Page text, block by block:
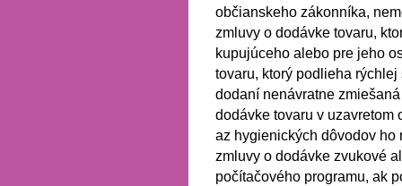
občianskeho zákonníka,
zmluvy o dodávke tovaru,
kupujúceho alebo pre jeho
tovaru, ktorý podlieha
dodaní nenávratne
dodávke tovaru v uzavretom
az hygienických dôvodov
zmluvy o dodávke zvukové
počítačového programu, ak